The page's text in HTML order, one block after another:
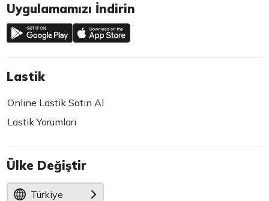
Uygulamamızı İndirin
Lastik
Online Lastik Satın Al
Lastik Yorumları
Ülke Değiştir
Türkiye